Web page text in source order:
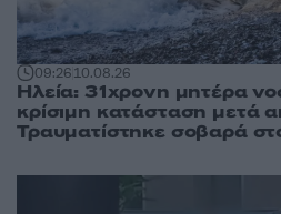
09:2610.08.26
Ηλεία: 31χρονη μητέρα
κρίσιμη κατάσταση μετά
Τραυματίστηκε σοβαρά